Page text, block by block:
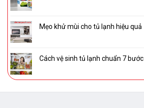
Mẹo khử mùi cho tủ lạnh hiệu quả
Cách vệ sinh tủ lạnh chuẩn 7 bước